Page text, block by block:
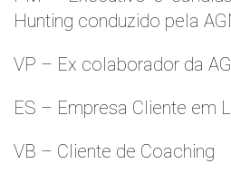
Hunting conduzido pela
VP – Ex colaborador da
ES – Empresa Cliente em
VB – Cliente de Coaching